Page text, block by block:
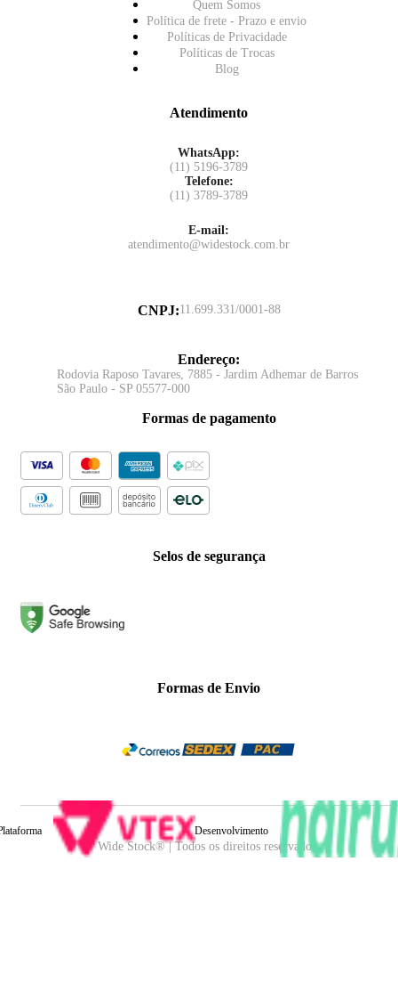
Quem Somos
Política de frete - Prazo e envio
Políticas de Privacidade
Políticas de Trocas
Blog
Atendimento
WhatsApp:
(11) 5196-3789
Telefone:
(11) 3789-3789
E-mail:
atendimento@widestock.com.br
CNPJ:11.699.331/0001-88
Endereço:
Rodovia Raposo Tavares, 7885 - Jardim Adhemar de Barros
São Paulo - SP 05577-000
Formas de pagamento
Selos de segurança
Formas de Envio
Wide Stock® | Todos os direitos reservados.
Desenvolvimento